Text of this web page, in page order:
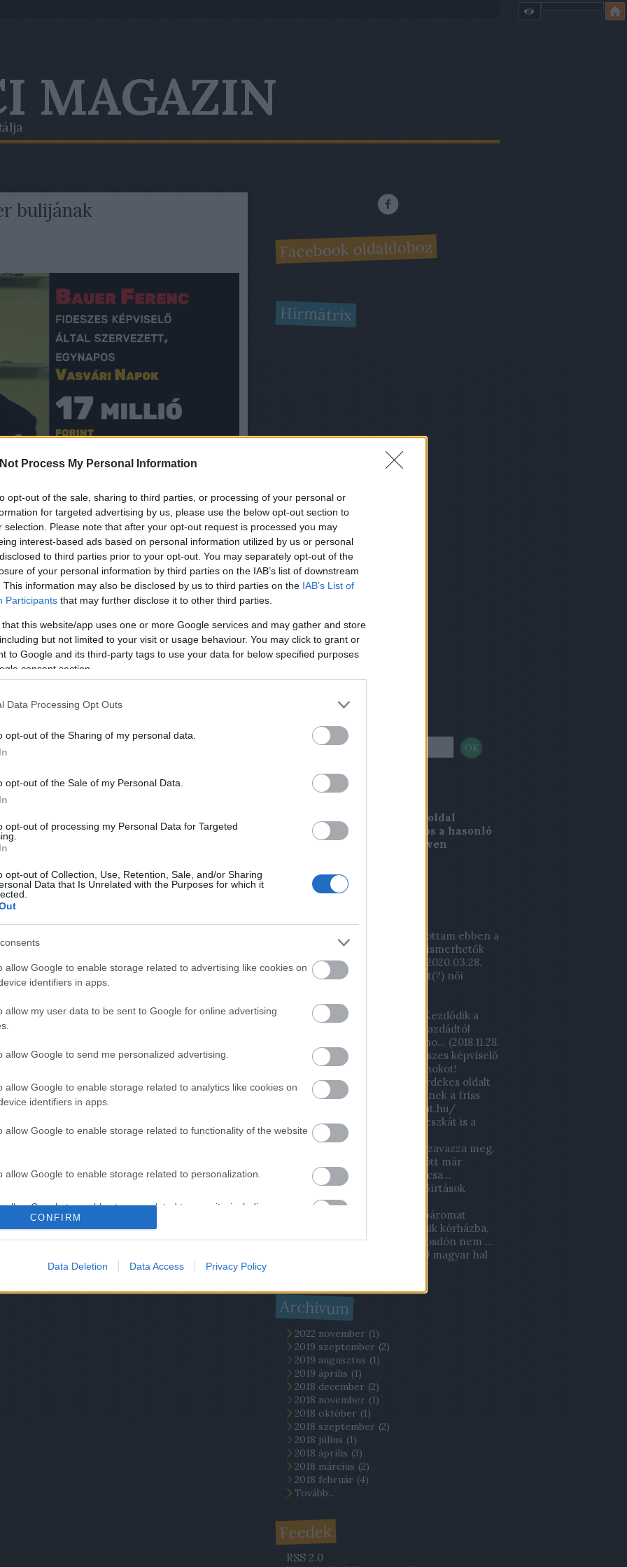
Process My Personal Information
opt-out of the sale, sharing to third parties, or processing of your personal or
for targeted advertising by us, please use the below opt-out section to
selection. Please note that after your opt-out request is processed you may
interest-based ads based on personal information utilized by us or personal
to third parties prior to your opt-out. You may separately opt-out of the
of your personal information by third parties on the IAB’s list of downstream
This information may also be disclosed by us to third parties on the IAB’s List of
Participants that may further disclose it to other third parties.
that this website/app uses one or more Google services and may gather and store
but not limited to your visit or usage behaviour. You may click to grant or
to Google and its third-party tags to use your data for below specified purposes
consent section.
Data Processing Opt Outs
opt-out of the Sharing of my personal data.
opt-out of the Sale of my Personal Data.
opt-out of processing my Personal Data for Targeted
opt-out of Collection, Use, Retention, Sale, and/or Sharing
Data that Is Unrelated with the Purposes for which it
allow Google to enable storage related to advertising like cookies on
identifiers in apps.
allow my user data to be sent to Google for online advertising
allow Google to send me personalized advertising.
allow Google to enable storage related to analytics like cookies on
identifiers in apps.
allow Google to enable storage related to functionality of the website
allow Google to enable storage related to personalization.
allow Google to enable storage related to security, including
functionality and fraud prevention, and other user protection.
CONFIRM
Data Deletion Data Access Privacy Policy
MAGAZIN
bulijának
költött a város fideszes vezetése a
nem hajlandó nyilvánosságra hozni.
Vasvári Napokat, amely rendezvény a kezdeti
meglehetősen szegényes fesztiválból mára
R-Go is fellépett, a költvégvetéshez képest
Sporkastély melletti parkolóba látogatókat.
nélkül eltöltendő idő minden évben távol
évről évre emelkednek a költségek. A
Kft. egy kopott pesterzsébeti házba
a közösségi profilja szerint jelenleg
is a Dunakanyarba költözött volna, Bauer
volt. Persze, ez lehet a véletlen műve
az a Vasvári Pál Egyesület, amelynek
képviselő. Bauer Ferenc és Tóth
rászabadul a
pokol Erzsébet
teherautói
api/trackback/id/15040932
feltételekbenés azadatvédelmi tájékoztatóban.
! ‐Belépés Facebookkal
Facebook oldaldoboz
Hírmátrix
Lőrinci Magazin
oldal
szerkesztősége nem azonos a hasonló
nevű, Lőrinci Magazin néven
Én még valaha játszottam ebben a
csapatban, de a filmen nem ismerhetők
fel a játékosok... több kor...
2020.03.28.
23:50) Lőrinci Fonó – Kistext(?) női
Nagykörúton túli magyar:
@Punxsutawney Mormota: Kezdődik a
műszak? Honnan tudjam? Gazdádtól
kérdezd! Annyira beszívtál, ho... (2018.11.28.
2,2 milliárdért volt fideszes képviselő
újítja fel a Lőrinci sportcsarnokot!
takacsveca93:
Ha igazán érdekes oldalt
szeretnétek látni és érdekelnek a friss
szórólapok! :) www.ujsagomat.hu/
2017.11.22. 18:04
Már a wc deszkát is a
szülők viszik az iskolába!
A kucsák kisbetűvel szavazza meg.
Közdülő gyerekotthon mögött már
kivágták a halomit ez a félrecsa...
2017.04.06. 19:51
Óriási erdőírtások
jönnek
Mikor pár éve a páromat
kísértem kontrollra egy másik kórházba,
elmentem a mosdóba, de mosdón nem ...
Évente 700 magyar hal
Archívum
2022 november (1)
2019 szeptember (2)
2019 augusztus (1)
2019 április (1)
2018 december (2)
2018 november (1)
2018 október (1)
2018 szeptember (2)
2018 július (1)
2018 április (3)
2018 március (2)
2018 február (4)
Tovább...
Feedek
RSS 2.0